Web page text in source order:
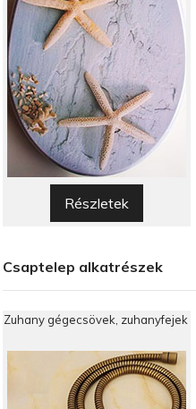
Részletek
Csaptelep alkatrészek
Zuhany gégecsövek, zuhanyfejek